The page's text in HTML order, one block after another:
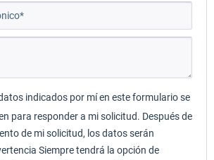
indicados por mí en este formulario se
para responder a mi solicitud. Después de
de mi solicitud, los datos serán
Siempre tendrá la opción de